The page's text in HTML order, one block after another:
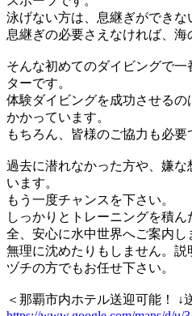
泳げない方は、息継ぎができな
息継ぎの必要さえなければ、海
そんな初めてのダイビングで
ターです。
体験ダイビングを成功させる
かかっています。
もちろん、皆様のご協力も必要
過去に潜れなかった方や、嫌
います。
もう一度チャンスを下さい。
しっかりとトレーニングを積
全、安心に水中世界へご案内し
無理に沈めたりもしません。
ヅチの方でもお任せ下さい。
＜那覇市内ホテル送迎可能！ ↓